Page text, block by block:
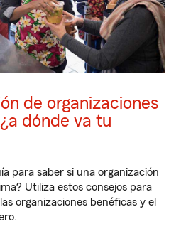
de organizaciones
dónde va tu
para saber si una organización
Utiliza estos consejos para
organizaciones benéficas y el